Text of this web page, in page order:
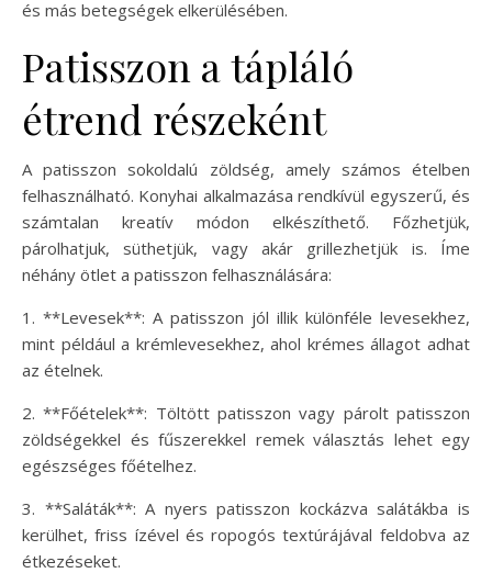
és más betegségek elkerülésében.
Patisszon a tápláló
étrend részeként
A patisszon sokoldalú zöldség, amely számos ételben
felhasználható. Konyhai alkalmazása rendkívül egyszerű, és
számtalan kreatív módon elkészíthető. Főzhetjük,
párolhatjuk, süthetjük, vagy akár grillezhetjük is. Íme
néhány ötlet a patisszon felhasználására:
1. **Levesek**: A patisszon jól illik különféle levesekhez,
mint például a krémlevesekhez, ahol krémes állagot adhat
az ételnek.
2. **Főételek**: Töltött patisszon vagy párolt patisszon
zöldségekkel és fűszerekkel remek választás lehet egy
egészséges főételhez.
3. **Saláták**: A nyers patisszon kockázva salátákba is
kerülhet, friss ízével és ropogós textúrájával feldobva az
étkezéseket.